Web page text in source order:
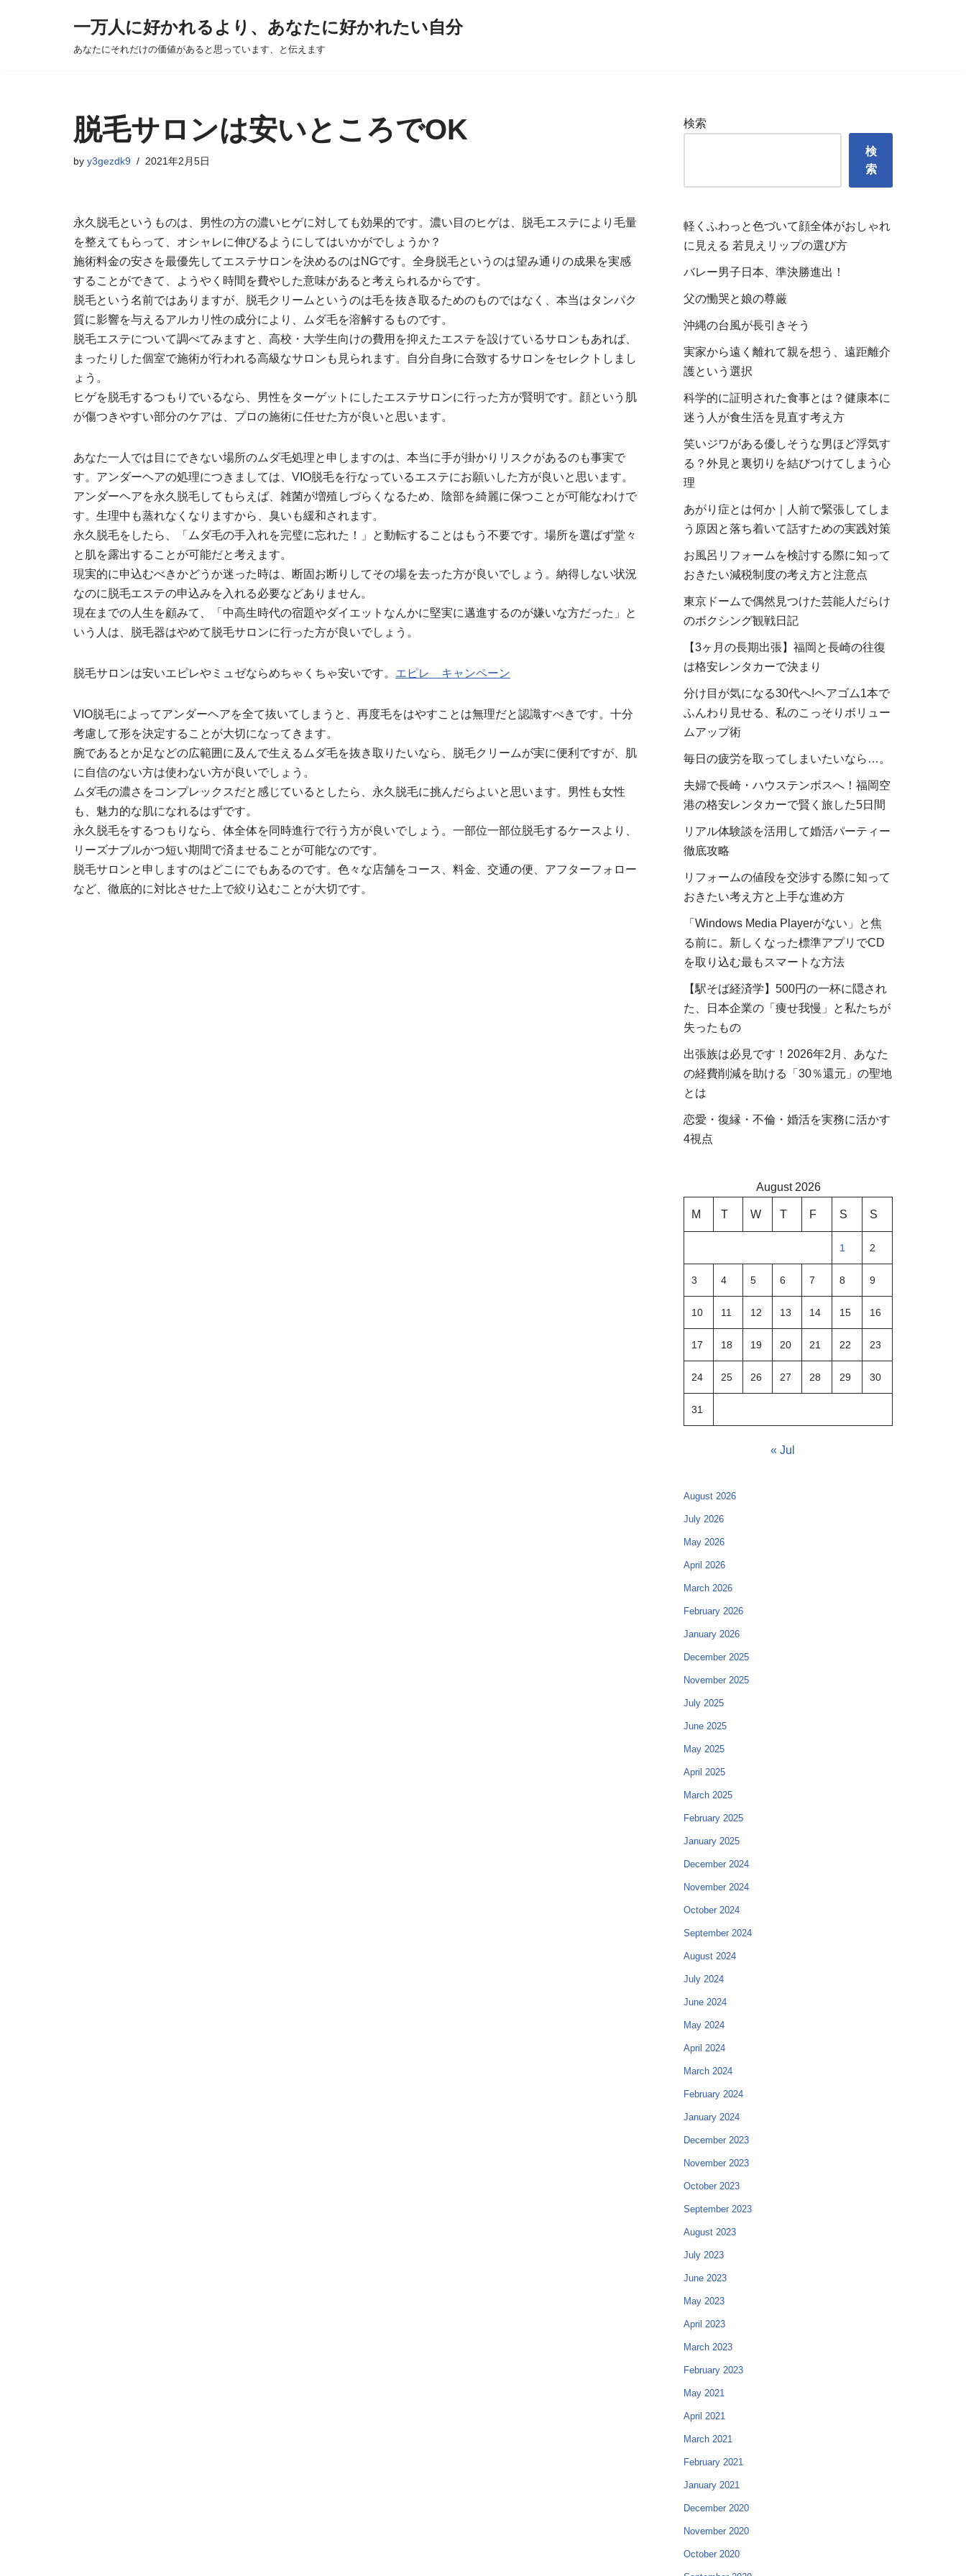
一万人に好かれるより、あなたに好かれたい自分
あなたにそれだけの価値があると思っています、と伝えます
脱毛サロンは安いところでOK
by y3gezdk9 2021年2月5日
永久脱毛というものは、男性の方の濃いヒゲに対しても効果的です。濃い目のヒゲは、脱毛エステにより毛量
を整えてもらって、オシャレに伸びるようにしてはいかがでしょうか？
施術料金の安さを最優先してエステサロンを決めるのはNGです。全身脱毛というのは望み通りの成果を実感
することができて、ようやく時間を費やした意味があると考えられるからです。
脱毛という名前ではありますが、脱毛クリームというのは毛を抜き取るためのものではなく、本当はタンパク
質に影響を与えるアルカリ性の成分により、ムダ毛を溶解するものです。
脱毛エステについて調べてみますと、高校・大学生向けの費用を抑えたエステを設けているサロンもあれば、
まったりした個室で施術が行われる高級なサロンも見られます。自分自身に合致するサロンをセレクトしまし
ょう。
ヒゲを脱毛するつもりでいるなら、男性をターゲットにしたエステサロンに行った方が賢明です。顔という肌
が傷つきやすい部分のケアは、プロの施術に任せた方が良いと思います。
あなた一人では目にできない場所のムダ毛処理と申しますのは、本当に手が掛かりリスクがあるのも事実で
す。アンダーヘアの処理につきましては、VIO脱毛を行なっているエステにお願いした方が良いと思います。
アンダーヘアを永久脱毛してもらえば、雑菌が増殖しづらくなるため、陰部を綺麗に保つことが可能なわけで
す。生理中も蒸れなくなりますから、臭いも緩和されます。
永久脱毛をしたら、「ムダ毛の手入れを完璧に忘れた！」と動転することはもう不要です。場所を選ばず堂々
と肌を露出することが可能だと考えます。
現実的に申込むべきかどうか迷った時は、断固お断りしてその場を去った方が良いでしょう。納得しない状況
なのに脱毛エステの申込みを入れる必要などありません。
現在までの人生を顧みて、「中高生時代の宿題やダイエットなんかに堅実に邁進するのが嫌いな方だった」と
いう人は、脱毛器はやめて脱毛サロンに行った方が良いでしょう。
脱毛サロンは安いエピレやミュゼならめちゃくちゃ安いです。 エピレ キャンペーン
VIO脱毛によってアンダーヘアを全て抜いてしまうと、再度毛をはやすことは無理だと認識すべきです。十分
考慮して形を決定することが大切になってきます。
腕であるとか足などの広範囲に及んで生えるムダ毛を抜き取りたいなら、脱毛クリームが実に便利ですが、肌
に自信のない方は使わない方が良いでしょう。
ムダ毛の濃さをコンプレックスだと感じているとしたら、永久脱毛に挑んだらよいと思います。男性も女性
も、魅力的な肌になれるはずです。
永久脱毛をするつもりなら、体全体を同時進行で行う方が良いでしょう。一部位一部位脱毛するケースより、
リーズナブルかつ短い期間で済ませることが可能なのです。
脱毛サロンと申しますのはどこにでもあるのです。色々な店舗をコース、料金、交通の便、アフターフォロー
など、徹底的に対比させた上で絞り込むことが大切です。
検索
検
索
軽くふわっと色づいて顔全体がおしゃれ
に見える 若見えリップの選び方
バレー男子日本、準決勝進出！
父の慟哭と娘の尊厳
沖縄の台風が長引きそう
実家から遠く離れて親を想う、遠距離介
護という選択
科学的に証明された食事とは？健康本に
迷う人が食生活を見直す考え方
笑いジワがある優しそうな男ほど浮気す
る？外見と裏切りを結びつけてしまう心
理
あがり症とは何か｜人前で緊張してしま
う原因と落ち着いて話すための実践対策
お風呂リフォームを検討する際に知って
おきたい減税制度の考え方と注意点
東京ドームで偶然見つけた芸能人だらけ
のボクシング観戦日記
【3ヶ月の長期出張】福岡と長崎の往復
は格安レンタカーで決まり
分け目が気になる30代へ!ヘアゴム1本で
ふんわり見せる、私のこっそりボリュー
ムアップ術
毎日の疲労を取ってしまいたいなら…。
夫婦で長崎・ハウステンボスへ！福岡空
港の格安レンタカーで賢く旅した5日間
リアル体験談を活用して婚活パーティー
徹底攻略
リフォームの値段を交渉する際に知って
おきたい考え方と上手な進め方
「Windows Media Playerがない」と焦
る前に。新しくなった標準アプリでCD
を取り込む最もスマートな方法
【駅そば経済学】500円の一杯に隠され
た、日本企業の「痩せ我慢」と私たちが
失ったもの
出張族は必見です！2026年2月、あなた
の経費削減を助ける「30％還元」の聖地
とは
恋愛・復縁・不倫・婚活を実務に活かす
4視点
August 2026
M T W T F S S
1 2
3 4 5 6 7 8 9
10 11 12 13 14 15 16
17 18 19 20 21 22 23
24 25 26 27 28 29 30
31
« Jul
August 2026
July 2026
May 2026
April 2026
March 2026
February 2026
January 2026
December 2025
November 2025
July 2025
June 2025
May 2025
April 2025
March 2025
February 2025
January 2025
December 2024
November 2024
October 2024
September 2024
August 2024
July 2024
June 2024
May 2024
April 2024
March 2024
February 2024
January 2024
December 2023
November 2023
October 2023
September 2023
August 2023
July 2023
June 2023
May 2023
April 2023
March 2023
February 2023
May 2021
April 2021
March 2021
February 2021
January 2021
December 2020
November 2020
October 2020